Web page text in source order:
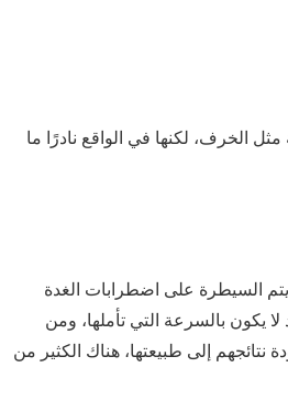
الخرف، لكنها في الواقع نادرًا ما
السيطرة على اضطرابات الغدة
يكون بالسرعة التي تأملها، ومن
إلى طبيعتها، هناك الكثير من